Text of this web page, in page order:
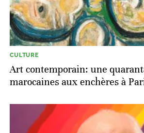
CULTURE
Art contemporain: une
marocaines aux enchères à